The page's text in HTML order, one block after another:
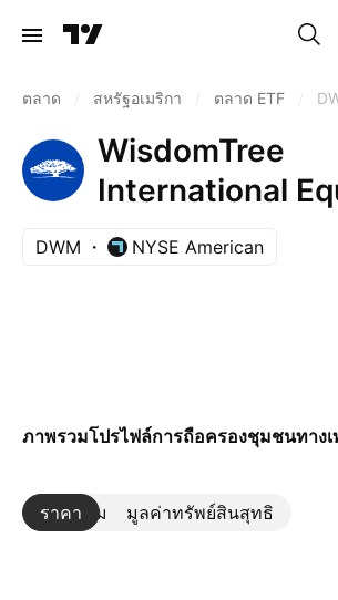
ตลาด สหรัฐอเมริกา ตลาด ETF
WisdomTree
International
DWM NYSE American
ภาพรวมโปรไฟล์การถือครองชุมชนทาง
ราคา มูลค่าทรัพย์สินสุทธิ
เพิ่มเติม